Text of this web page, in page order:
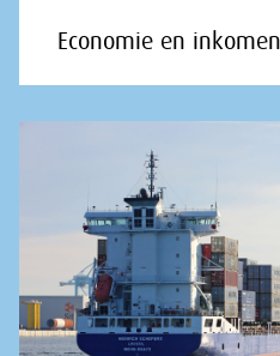
Economie en inkomen